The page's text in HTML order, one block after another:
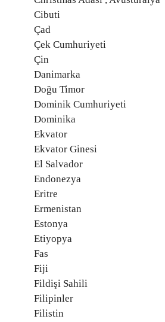
Cibuti
Çad
Çek Cumhuriyeti
Çin
Danimarka
Doğu Timor
Dominik Cumhuriyeti
Dominika
Ekvator
Ekvator Ginesi
El Salvador
Endonezya
Eritre
Ermenistan
Estonya
Etiyopya
Fas
Fiji
Fildişi Sahili
Filipinler
Filistin